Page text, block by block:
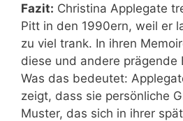
Fazit: Christina Applegate
Pitt in den 1990ern, weil er
zu viel trank. In ihren
diese und andere prägende
Was das bedeutet:
zeigt, dass sie persönliche
Muster, das sich in ihrer